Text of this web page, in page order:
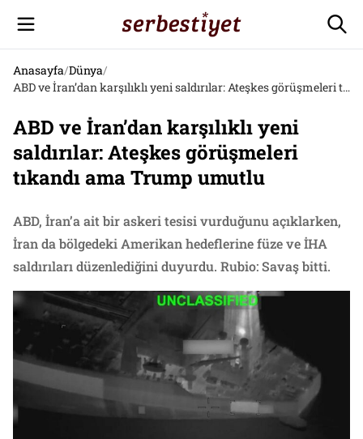
Anasayfa/Dünya/
ABD ve İran’dan karşılıklı yeni saldırılar: Ateşkes görüşmeleri tıkandı ama Trump umutlu
ABD ve İran’dan karşılıklı yeni
saldırılar: Ateşkes görüşmeleri
tıkandı ama Trump umutlu
ABD, İran’a ait bir askeri tesisi vurduğunu açıklarken,
İran da bölgedeki Amerikan hedeflerine füze ve İHA
saldırıları düzenlediğini duyurdu. Rubio: Savaş bitti.